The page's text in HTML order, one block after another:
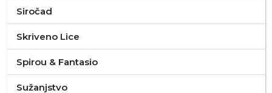
Siročad
Skriveno Lice
Spirou & Fantasio
Sužanjstvo